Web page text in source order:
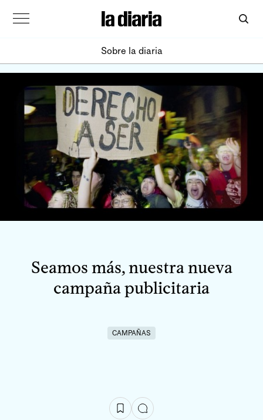
Sobre la diaria
Seamos más, nuestra nueva
campaña publicitaria
CAMPAÑAS